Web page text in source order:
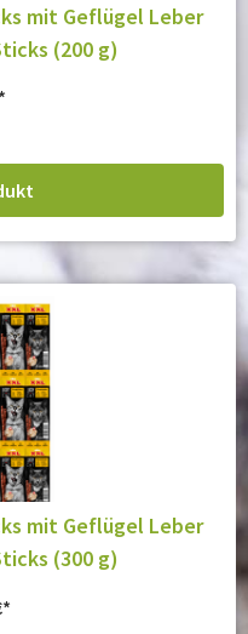
mit Geflügel Leber
(200 g)
mit Geflügel Leber
(300 g)